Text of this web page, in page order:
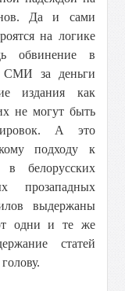
Да и сами
на логике
обвинение в
СМИ за деньги
издания как
не могут быть
А это
подходу к
белорусских
прозападных
выдержаны
одни и те же
статей